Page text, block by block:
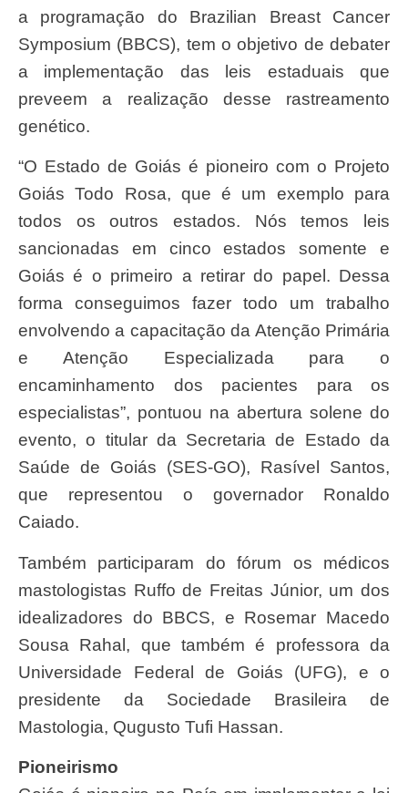
a programação do Brazilian Breast Cancer
Symposium (BBCS), tem o objetivo de debater
a implementação das leis estaduais que
preveem a realização desse rastreamento
genético.
“O Estado de Goiás é pioneiro com o Projeto
Goiás Todo Rosa, que é um exemplo para
todos os outros estados. Nós temos leis
sancionadas em cinco estados somente e
Goiás é o primeiro a retirar do papel. Dessa
forma conseguimos fazer todo um trabalho
envolvendo a capacitação da Atenção Primária
e Atenção Especializada para o
encaminhamento dos pacientes para os
especialistas”, pontuou na abertura solene do
evento, o titular da Secretaria de Estado da
Saúde de Goiás (SES-GO), Rasível Santos,
que representou o governador Ronaldo
Caiado.
Também participaram do fórum os médicos
mastologistas Ruffo de Freitas Júnior, um dos
idealizadores do BBCS, e Rosemar Macedo
Sousa Rahal, que também é professora da
Universidade Federal de Goiás (UFG), e o
presidente da Sociedade Brasileira de
Mastologia, Qugusto Tufi Hassan.
Pioneirismo